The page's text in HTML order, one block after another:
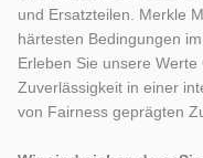
und Ersatzteilen. Merkle
härtesten Bedingungen im
Erleben Sie unsere
Zuverlässigkeit in einer
von Fairness geprägten